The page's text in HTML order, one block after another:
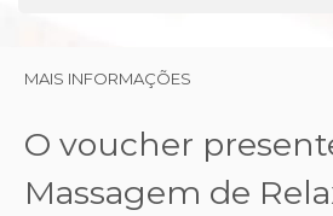
MAIS INFORMAÇÕES
O voucher
Massagem de